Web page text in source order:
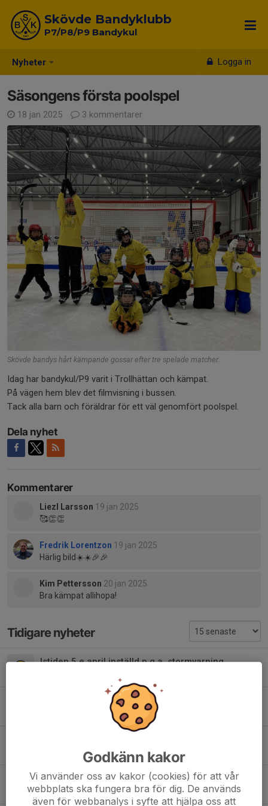
Nyheter Logga in
Skövde Bandyklubb
P7/P8/P9 Bandykul
Säsongens första poolspel
18 jan 2025 3 kommentarer
Skövde bandys hårt kämpande gossar efter tre spelade matcher.
Idag har bandykul/P9 varit i Trollhättan och kämpat.
På vägen hem blev det filmvisning i bussen.
Tack alla barn och föräldrar för ett väl genomfört poolspel.
Dela nyhet
Kommentarer
Liezl Larsson 19 jan 2025
🥰👏👏
Fredrik Lorentzon 19 jan 2025
Härlig bild☀️☀️🎉🎉
Kim Pettersson 20 jan 2025
Bra kämpat allihopa!
Tidigare nyheter
Istiden 5.e april inställd p.g.a. stormvarning
Vi har fått istider i ishallen i vår
1
8 mar, 20:03 1
2 mar, 21:40 0
Godkänn kakor
Vi använder oss av kakor (cookies) för att vår
webbplats ska fungera bra för dig. De används
även för webbanalys i syfte att hjälpa oss att